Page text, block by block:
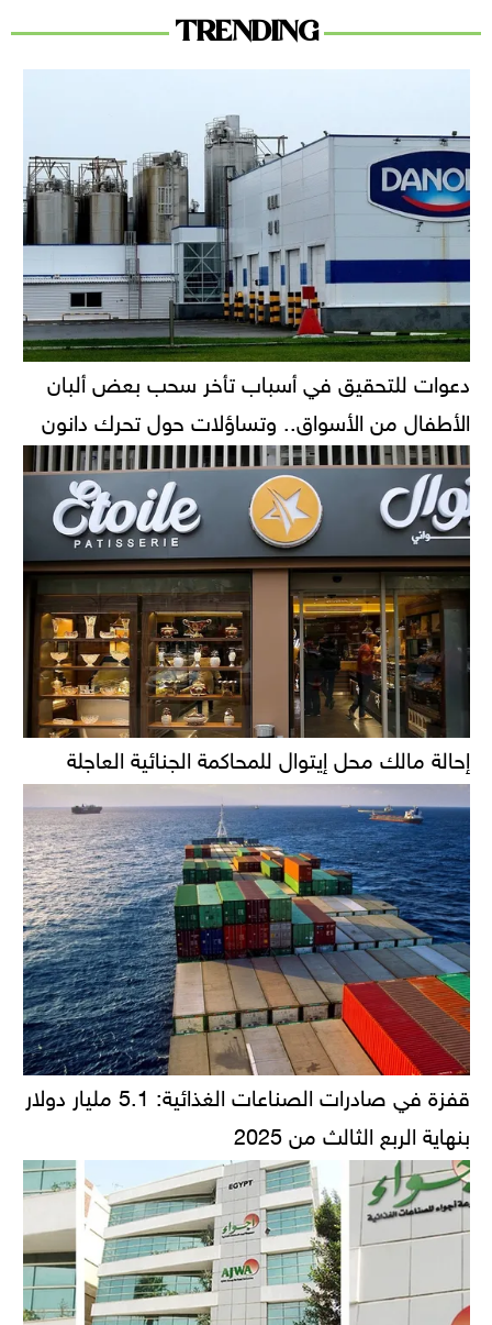
TRENDING
دعوات للتحقيق في أسباب تأخر سحب بعض ألبان
الأطفال من الأسواق.. وتساؤلات حول تحرك دانون
إحالة مالك محل إيتوال للمحاكمة الجنائية العاجلة
قفزة في صادرات الصناعات الغذائية: 5.1 مليار دولار
بنهاية الربع الثالث من 2025